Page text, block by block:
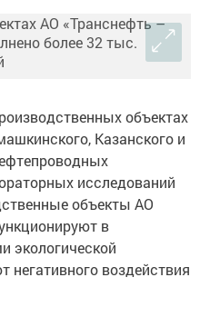
объектах
Казанского и
исследований
объекты АО
в
экологической
негативного воздействия